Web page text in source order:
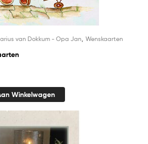
van Dokkum - Opa Jan Wenskaarten
Winkelwagen